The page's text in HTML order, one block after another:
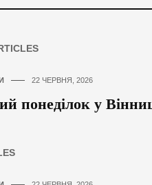
22 ЧЕРВНЯ, 2026
понеділок у